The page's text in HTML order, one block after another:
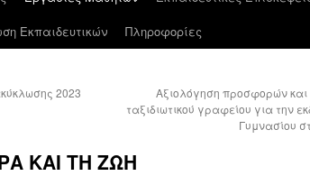
Εκπαιδευτικών Πληροφορίες
2023
Aξιολόγηση προσφορών και
ταξιδιωτικού γραφείου για την
Γυμνασίου
ΚΑΙ ΤΗ ΖΩΗ